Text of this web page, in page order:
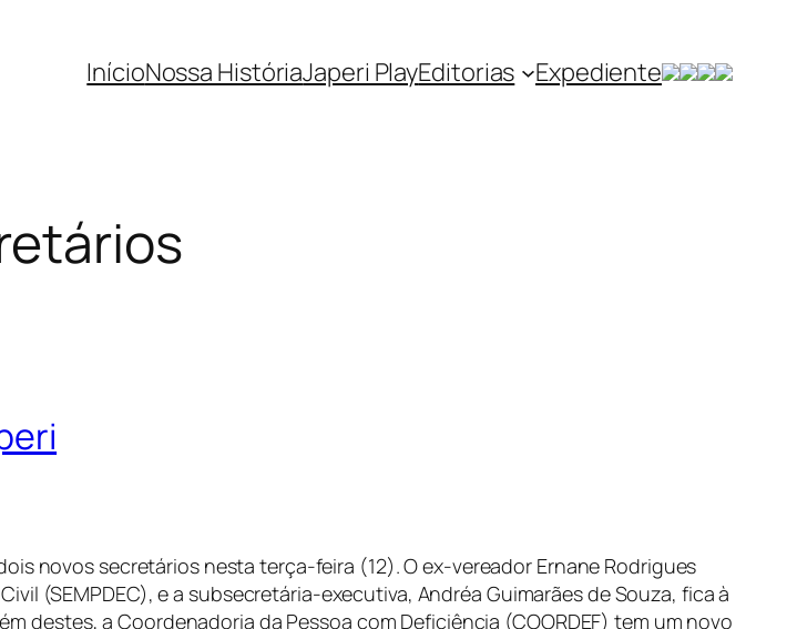
InícioNossa HistóriaJaperi PlayEditorias Expediente
novos secretários nesta terça-feira (12). O ex-vereador Ernane Rodrigues
(SEMPDEC), e a subsecretária-executiva, Andréa Guimarães de Souza, fica à
destes, a Coordenadoria da Pessoa com Deficiência (COORDEF) tem um novo